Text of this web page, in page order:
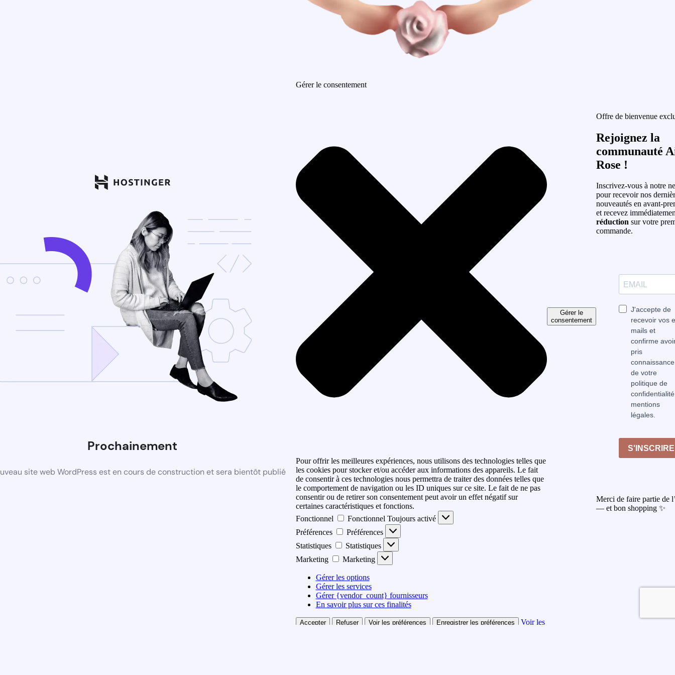
Prochainement
site web WordPress est en cours de construction et sera bientôt publié
Gérer le consentement
Pour offrir les meilleures expériences, nous utilisons des technologies telles que
les cookies pour stocker et/ou accéder aux informations des appareils. Le fait
de consentir à ces technologies nous permettra de traiter des données telles que
le comportement de navigation ou les ID uniques sur ce site. Le fait de ne pas
consentir ou de retirer son consentement peut avoir un effet négatif sur
certaines caractéristiques et fonctions.
Fonctionnel
Fonctionnel Toujours activé
Préférences
Préférences
Statistiques
Statistiques
Marketing
Marketing
Gérer les options
Gérer les services
Gérer {vendor_count} fournisseurs
En savoir plus sur ces finalités
Accepter Refuser Voir les préférences Enregistrer les préférences
Voir les
Gérer le
consentement
Offre de bienvenue
Rejoignez la
communauté
Rose !
Inscrivez-vous à notre
pour recevoir nos
nouveautés en avant-
et recevez
réductionsur votre
commande.
J'accepte de
recevoir vos
mails et
confirme
pris
connaissance
de votre
politique de
mentions
légales.
S'INSCRIRE
Merci de faire partie de
— et bon shopping ✨